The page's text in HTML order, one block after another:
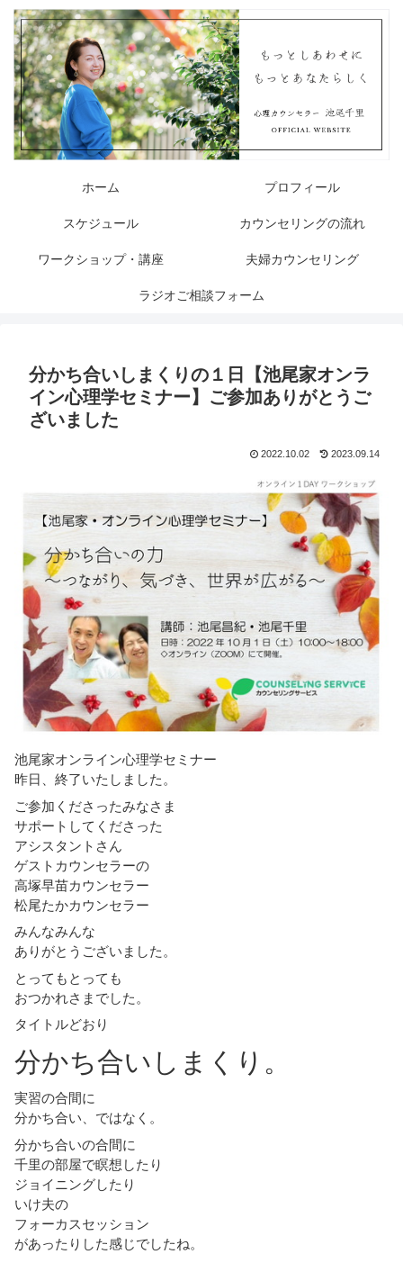
ホーム プロフィール
スケジュール カウンセリングの流れ
ワークショップ・講座 夫婦カウンセリング
ラジオご相談フォーム
分かち合いしまくりの１日【池尾家オンラ
イン心理学セミナー】ご参加ありがとうご
ざいました
2022.10.02 2023.09.14
池尾家オンライン心理学セミナー
昨日、終了いたしました。
ご参加くださったみなさま
サポートしてくださった
アシスタントさん
ゲストカウンセラーの
高塚早苗カウンセラー
松尾たかカウンセラー
みんなみんな
ありがとうございました。
とってもとっても
おつかれさまでした。
タイトルどおり
分かち合いしまくり。
実習の合間に
分かち合い、ではなく。
分かち合いの合間に
千里の部屋で瞑想したり
ジョイニングしたり
いけ夫の
フォーカスセッション
があったりした感じでしたね。